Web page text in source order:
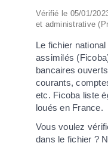
Vérifié le 05/01/
et administrative
Le fichier
assimilés
bancaires
courants,
etc. Ficoba liste
loués en France.
Vous voulez
dans le fichier ?